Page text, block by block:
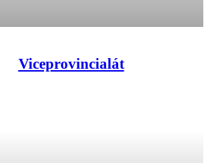
Viceprovincialát